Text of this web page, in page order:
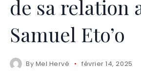
de sa relation
Samuel Eto’o
By Mel Hervé février 14, 2025